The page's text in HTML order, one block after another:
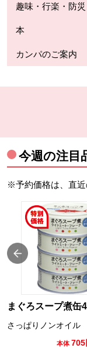
趣味・行楽・防災
本
カンパのご案内
今週の注目
※予約価格は、直近
まぐろスープ煮缶
さっぱりノンオイル
本体 705